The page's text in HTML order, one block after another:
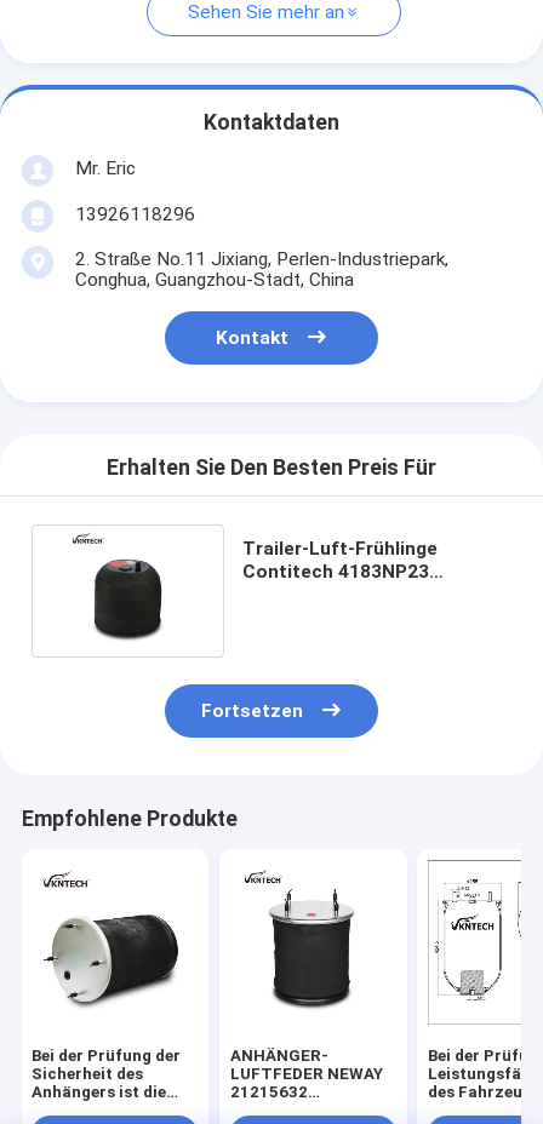
Sehen Sie mehr an
Kontaktdaten
Mr. Eric
13926118296
2. Straße No.11 Jixiang, Perlen-Industriepark,
Conghua, Guangzhou-Stadt, China
Kontakt
Erhalten Sie Den Besten Preis Für
Trailer-Luft-Frühlinge
Contitech 4183NP23
Fortsetzen
Empfohlene Produkte
Bei der Prüfung der
Sicherheit des
Anhängers ist die
ANHÄNGER-
LUFTFEDER NEWAY
21215632
Bei der
des